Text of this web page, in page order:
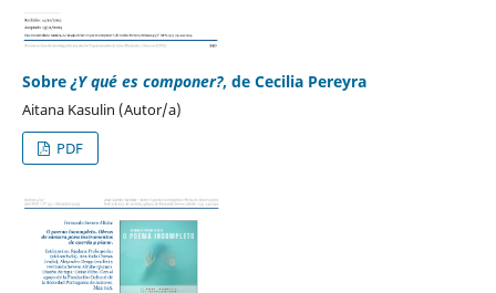
Sobre ¿Y qué es componer?, de Cecilia Pereyra
Aitana Kasulin (Autor/a)
PDF